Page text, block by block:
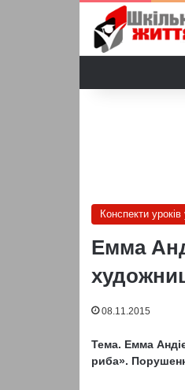
Конспекти
Емма
08.11.2015
Тема. Емма
риба».